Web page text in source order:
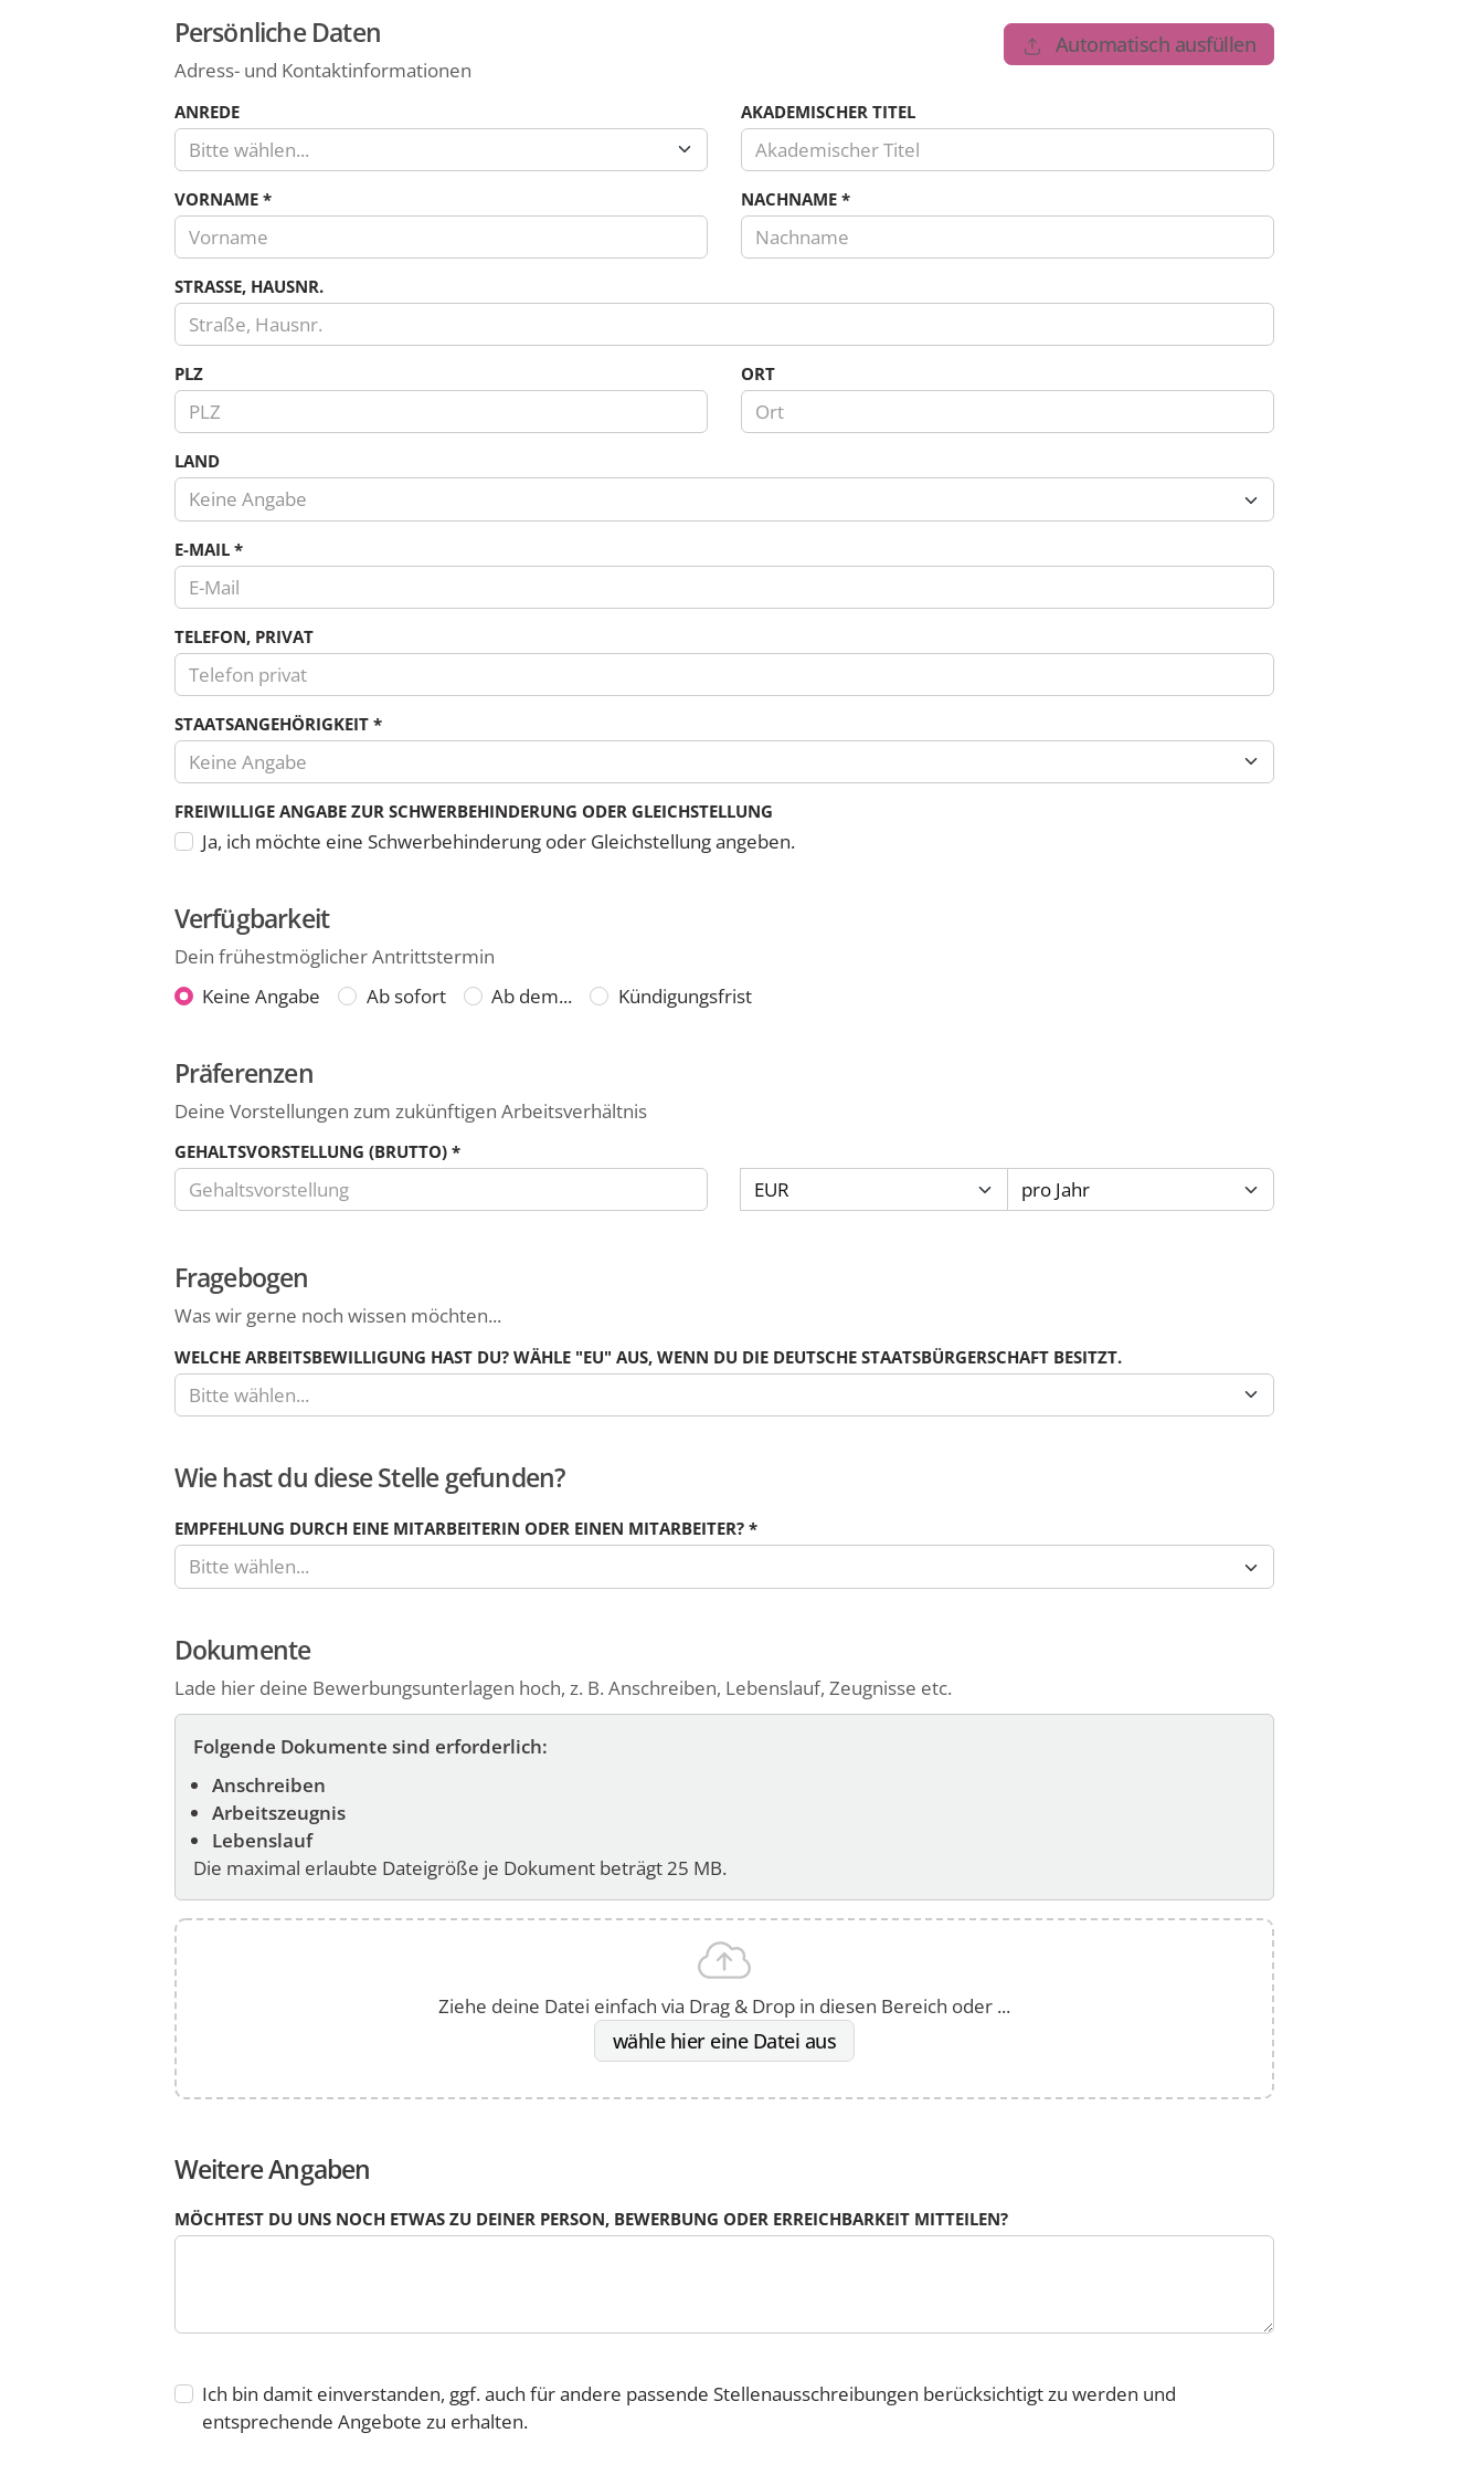
Persönliche Daten
Adress- und Kontaktinformationen
Automatisch ausfüllen
ANREDE
Bitte wählen...
AKADEMISCHER TITEL
VORNAME * NACHNAME *
STRASSE, HAUSNR.
PLZ ORT
LAND
Keine Angabe
E-MAIL *
TELEFON, PRIVAT
sind
nur
Zahlen
und
die
Minus,
Klammern
und
das
erlaubt.
STAATSANGEHÖRIGKEIT *
Keine Angabe
FREIWILLIGE ANGABE ZUR SCHWERBEHINDERUNG ODER GLEICHSTELLUNG
Ja, ich möchte eine Schwerbehinderung oder Gleichstellung angeben.
Verfügbarkeit
Dein frühestmöglicher Antrittstermin
Dein
Antrittstermin
Keine Angabe Ab sofort Ab dem... Kündigungsfrist
Präferenzen
Deine Vorstellungen zum zukünftigen Arbeitsverhältnis
GEHALTSVORSTELLUNG (BRUTTO) *
deine
Gehaltsvorstellung
als
Zahl
ein.
18,50.In
folgenden
zwei
Feldern
du
die
Währung
und
einen
Zeitraum
von
Jahr,
Monat,
oder
Stunde
dazu
angeben.
Währung
Zeitraum
Fragebogen
Was wir gerne noch wissen möchten...
WELCHE ARBEITSBEWILLIGUNG HAST DU? WÄHLE "EU" AUS, WENN DU DIE DEUTSCHE STAATSBÜRGERSCHAFT BESITZT.
Bitte wählen...
Wie hast du diese Stelle gefunden?
EMPFEHLUNG DURCH EINE MITARBEITERIN ODER EINEN MITARBEITER? *
Bitte wählen...
Dokumente
Lade hier deine Bewerbungsunterlagen hoch, z. B. Anschreiben, Lebenslauf, Zeugnisse etc.
Folgende Dokumente sind erforderlich:
Anschreiben
Arbeitszeugnis
Lebenslauf
Die maximal erlaubte Dateigröße je Dokument beträgt 25 MB.
Ziehe deine Datei einfach via Drag & Drop in diesen Bereich oder ...
wähle hier eine Datei aus
Weitere Angaben
MÖCHTEST DU UNS NOCH ETWAS ZU DEINER PERSON, BEWERBUNG ODER ERREICHBARKEIT MITTEILEN?
Ich bin damit einverstanden, ggf. auch für andere passende Stellenausschreibungen berücksichtigt zu werden und
entsprechende Angebote zu erhalten.